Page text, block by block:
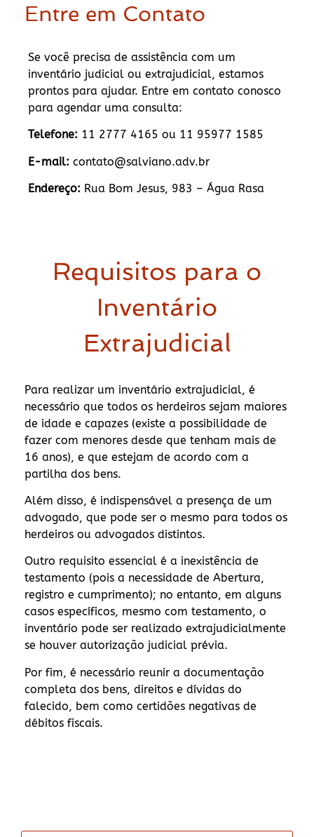
Entre em Contato
Se você precisa de assistência com um
inventário judicial ou extrajudicial, estamos
prontos para ajudar. Entre em contato conosco
para agendar uma consulta:
Telefone: 11 2777 4165 ou 11 95977 1585
E-mail: contato@salviano.adv.br
Endereço: Rua Bom Jesus, 983 – Água Rasa
Requisitos para o
Inventário
Extrajudicial
Para realizar um inventário extrajudicial, é
necessário que todos os herdeiros sejam maiores
de idade e capazes (existe a possibilidade de
fazer com menores desde que tenham mais de
16 anos), e que estejam de acordo com a
partilha dos bens.
Além disso, é indispensável a presença de um
advogado, que pode ser o mesmo para todos os
herdeiros ou advogados distintos.
Outro requisito essencial é a inexistência de
testamento (pois a necessidade de Abertura,
registro e cumprimento); no entanto, em alguns
casos específicos, mesmo com testamento, o
inventário pode ser realizado extrajudicialmente
se houver autorização judicial prévia.
Por fim, é necessário reunir a documentação
completa dos bens, direitos e dívidas do
falecido, bem como certidões negativas de
débitos fiscais.